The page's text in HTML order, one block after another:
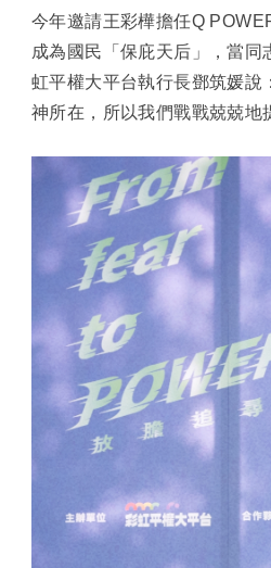
今年邀請王彩樺擔任Q
成為國民「保庇天后」，當
虹平權大平台執行長鄧筑媛
神所在，所以我們戰戰兢兢地